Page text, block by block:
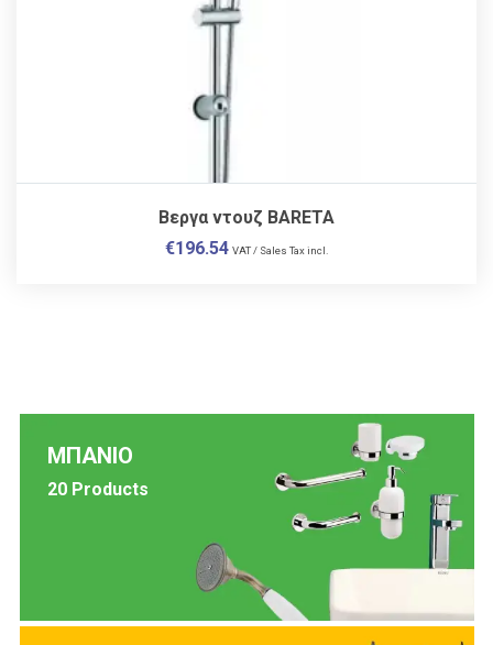
Βεργα ντουζ BARETA
€196.54 VAT / Sales Tax incl.
ΜΠΑΝΙΟ
20 Products